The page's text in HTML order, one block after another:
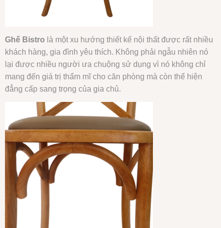
Ghế Bistro là một xu hướng thiết kế nội thất được rất nhiều
khách hàng, gia đình yêu thích. Không phải ngẫu nhiên nó
lại được nhiều người ưa chuộng sử dụng vì nó không chỉ
mang đến giá trị thẩm mĩ cho căn phòng mà còn thể hiện
đẳng cấp sang trọng của gia chủ.